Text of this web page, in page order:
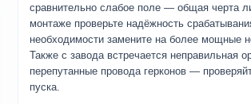
сравнительно слабое поле — общая черта
монтаже проверьте надёжность
необходимости замените на более мощные
Также с завода встречается неправильная
перепутанные провода герконов —
пуска.